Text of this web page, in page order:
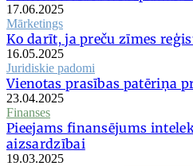
17.06.2025
Mārketings
Ko darīt, ja preču zīmes
16.05.2025
Juridiskie padomi
Vienotas prasības patēriņa
23.04.2025
Finanses
Pieejams finansējums
aizsardzībai
19.03.2025